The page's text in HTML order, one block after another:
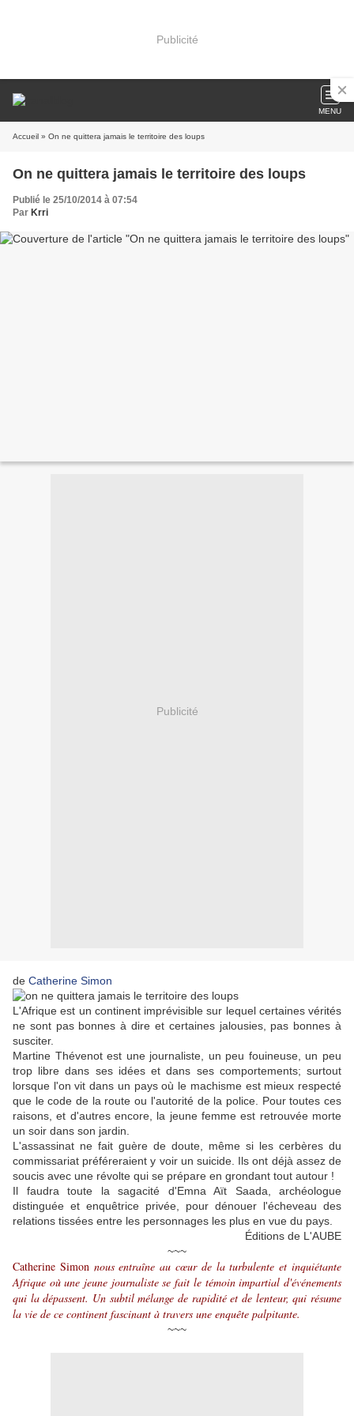
Publicité
MENU
Accueil » On ne quittera jamais le territoire des loups
On ne quittera jamais le territoire des loups
Publié le 25/10/2014 à 07:54
Par Krri
Publicité
de Catherine Simon
L'Afrique est un continent imprévisible sur lequel certaines vérités
ne sont pas bonnes à dire et certaines jalousies, pas bonnes à
susciter.
Martine Thévenot est une journaliste, un peu fouineuse, un peu
trop libre dans ses idées et dans ses comportements; surtout
lorsque l'on vit dans un pays où le machisme est mieux respecté
que le code de la route ou l'autorité de la police. Pour toutes ces
raisons, et d'autres encore, la jeune femme est retrouvée morte
un soir dans son jardin.
L'assassinat ne fait guère de doute, même si les cerbères du
commissariat préféreraient y voir un suicide. Ils ont déjà assez de
soucis avec une révolte qui se prépare en grondant tout autour !
Il faudra toute la sagacité d'Emna Aït Saada, archéologue
distinguée et enquêtrice privée, pour dénouer l'écheveau des
relations tissées entre les personnages les plus en vue du pays.
Éditions de L'AUBE
~~~
Catherine Simonnous entraîne au cœur de la turbulente et inquiétante
Afrique où une jeune journaliste se fait le témoin impartial d'événements
qui la dépassent. Un subtil mélange de rapidité et de lenteur, qui résume
la vie de ce continent fascinant à travers une enquête palpitante.
~~~